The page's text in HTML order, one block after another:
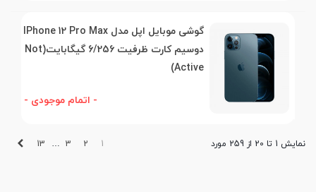
گوشی موبایل اپل مدل IPhone 12 Pro Max
دوسیم کارت ظرفیت 6/256 گیگابایت(Not
Active)
- اتمام موجودی -
نمایش 1 تا 20 از 259 مورد 1
2
3
…
13